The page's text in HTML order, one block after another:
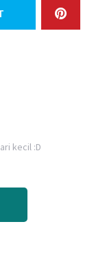
kecil :D